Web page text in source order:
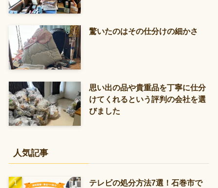
驚いたのはその仕分けの細かさ
思い出の品や貴重品を丁寧に仕分
けてくれるという評判の会社を選
びました
人気記事
テレビの処分方法7選！石巻市で